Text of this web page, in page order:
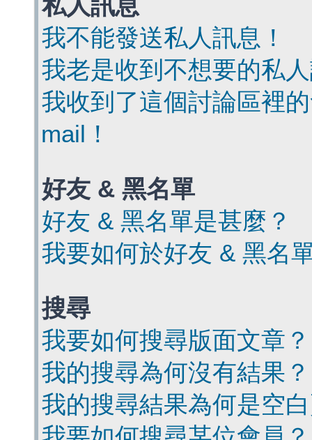
私人訊息
我不能發送私人訊息！
我老是收到不想要的私
我收到了這個討論區裡
mail！
好友 & 黑名單
好友 & 黑名單是甚麼？
我要如何於好友 & 黑名
搜尋
我要如何搜尋版面文章？
我的搜尋為何沒有結果？
我的搜尋結果為何是空